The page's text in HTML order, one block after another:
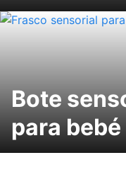
Bote
para bebé